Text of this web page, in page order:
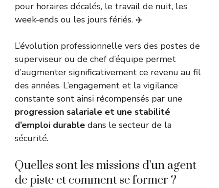
pour horaires décalés, le travail de nuit, les
week-ends ou les jours fériés. ✈️
L’évolution professionnelle vers des postes de
superviseur ou de chef d’équipe permet
d’augmenter significativement ce revenu au fil
des années. L’engagement et la vigilance
constante sont ainsi récompensés par une
progression salariale et une stabilité
d’emploi durable dans le secteur de la
sécurité.
Quelles sont les missions d’un agent
de piste et comment se former ?